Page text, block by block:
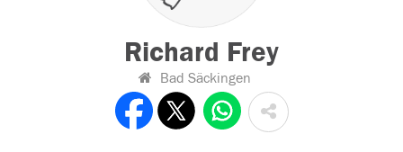
Richard Frey
Bad Säckingen